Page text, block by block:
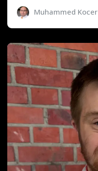
Muhammed Kocer